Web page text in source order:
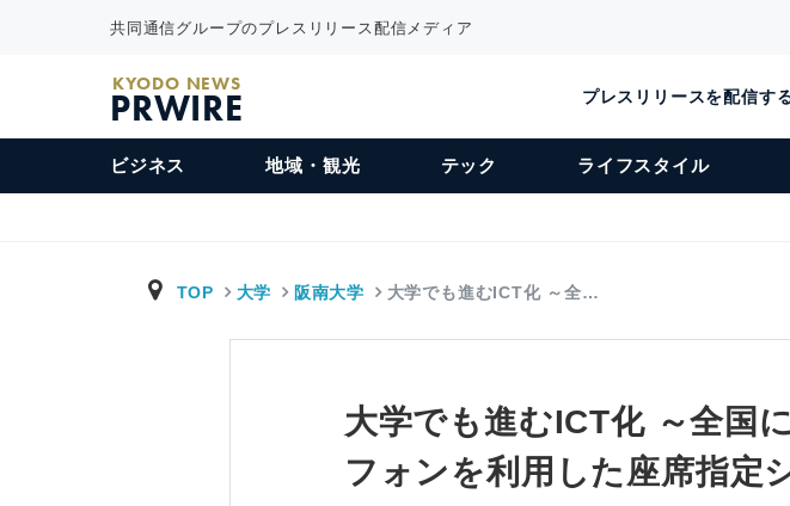
共同通信グループのプレスリリース配信メディア
KYODO NEWS
PRWIRE プレスリリースを配信す
ビジネス 地域・観光 テック ライフスタイル
TOP 大学 阪南大学 大学でも進むICT化 ～全…
大学でも進むICT化 ～全国
フォンを利用した座席指定